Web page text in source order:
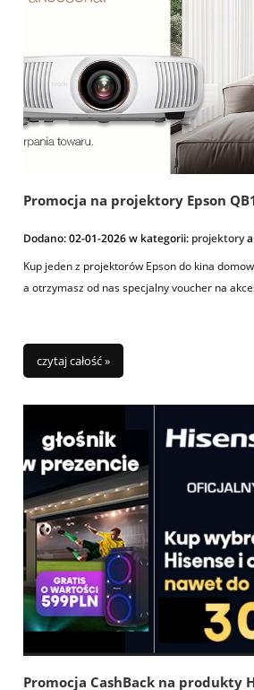
Promocja na projektory Epson
Dodano:02-01-2026w kategorii: projektory
Kup jeden z projektorów Epson do kina
a otrzymasz od nas specjalny voucher na
czytaj całość »
Promocja CashBack na produkty